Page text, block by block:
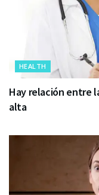
HEALTH
Hay relación entre
alta